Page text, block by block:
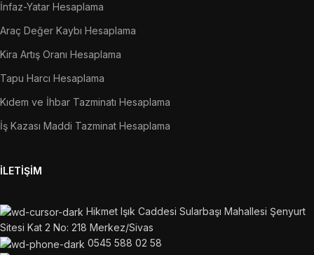
İnfaz-Yatar Hesaplama
Araç Değer Kaybı Hesaplama
Kira Artış Oranı Hesaplama
Tapu Harcı Hesaplama
Kıdem ve İhbar Tazminatı Hesaplama
İş Kazası Maddi Tazminat Hesaplama
İLETIŞIM
Hikmet Işık Caddesi Sularbaşı Mahallesi Şenyurt
Sitesi Kat 2 No: 218 Merkez/Sivas
0545 588 02 58